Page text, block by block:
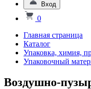
Вход
0
Главная страница
Каталог
Упаковка, химия,
Упаковочный
Воздушно-